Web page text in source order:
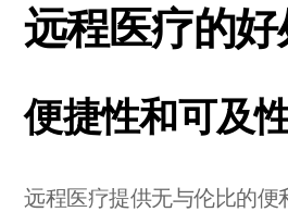
远程医疗的好
便捷性和可及
远程医疗提供无与伦比的便